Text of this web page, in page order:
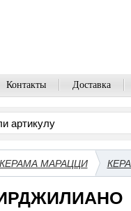
Контакты Доставка
КЕРАМА МАРАЦЦИ